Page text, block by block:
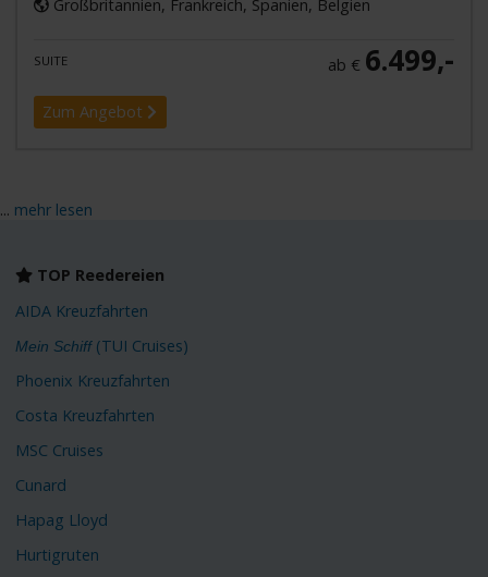
Großbritannien, Frankreich, Spanien, Belgien
SUITE ab € 6.499,-
Zum Angebot
... mehr lesen
TOP Reedereien
AIDA Kreuzfahrten
Mein Schiff(TUI Cruises)
Phoenix Kreuzfahrten
Costa Kreuzfahrten
MSC Cruises
Cunard
Hapag Lloyd
Hurtigruten